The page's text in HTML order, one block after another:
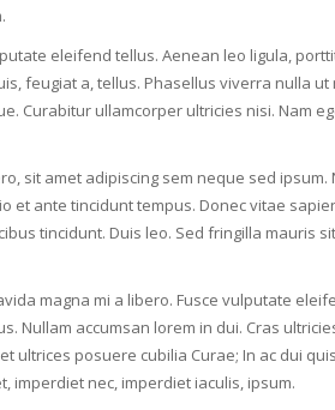
eleifend tellus. Aenean leo ligula,
feugiat a, tellus. Phasellus viverra nulla ut
Curabitur ullamcorper ultricies nisi. Nam
sit amet adipiscing sem neque sed ipsum.
et ante tincidunt tempus. Donec vitae
tincidunt. Duis leo. Sed fringilla mauris
magna mi a libero. Fusce vulputate
Nullam accumsan lorem in dui. Cras
ultrices posuere cubilia Curae; In ac dui
imperdiet nec, imperdiet iaculis, ipsum.